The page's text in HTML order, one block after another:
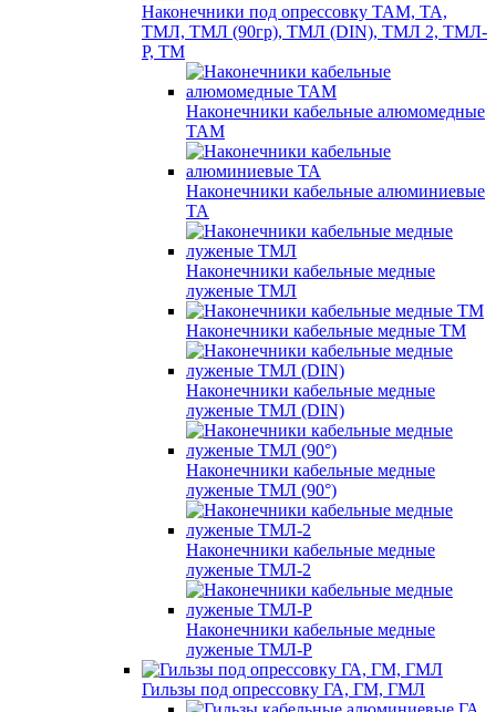
Наконечники под опрессовку ТАМ, ТА,
ТМЛ, ТМЛ (90гр), ТМЛ (DIN), ТМЛ 2, ТМЛ-
Р, ТМ
Наконечники кабельные алюмомедные
ТАМ
Наконечники кабельные алюминиевые
ТА
Наконечники кабельные медные
луженые ТМЛ
Наконечники кабельные медные ТМ
Наконечники кабельные медные
луженые ТМЛ (DIN)
Наконечники кабельные медные
луженые ТМЛ (90°)
Наконечники кабельные медные
луженые ТМЛ-2
Наконечники кабельные медные
луженые ТМЛ-Р
Гильзы под опрессовку ГА, ГМ, ГМЛ